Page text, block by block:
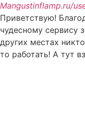
Mangustinflamp.ru/
Приветствую!
чудесному сервису
других местах
то работать! А тут